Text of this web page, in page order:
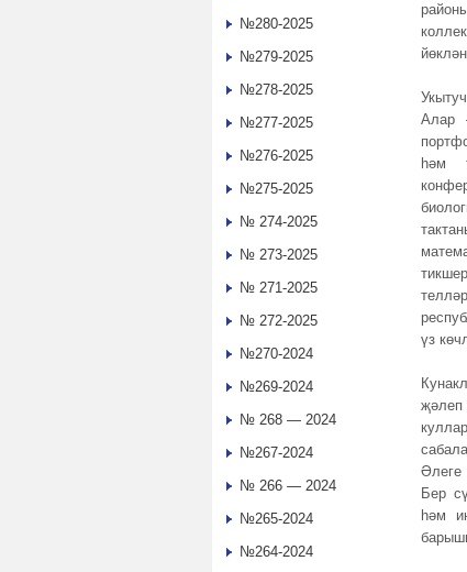
Алар
һәм
үз
җәлеп
Әлеге
Бер
һәм
№280-2025
№279-2025
№278-2025
№277-2025
№276-2025
№275-2025
№ 274-2025
№ 273-2025
№ 271-2025
№ 272-2025
№270-2024
№269-2024
№ 268 — 2024
№267-2024
№ 266 — 2024
№265-2024
№264-2024